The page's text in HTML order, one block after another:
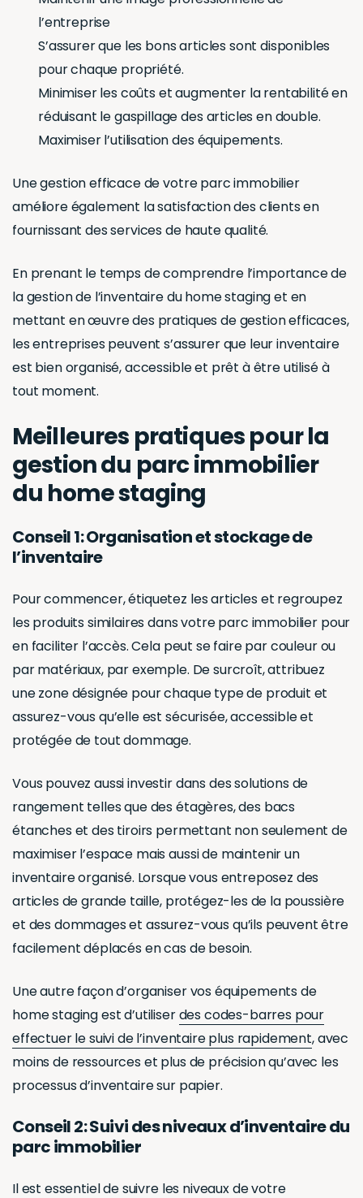
l’entreprise
S’assurer que les bons articles sont disponibles
pour chaque propriété.
Minimiser les coûts et augmenter la rentabilité en
réduisant le gaspillage des articles en double.
Maximiser l’utilisation des équipements.
Une gestion efficace de votre parc immobilier
améliore également la satisfaction des clients en
fournissant des services de haute qualité.
En prenant le temps de comprendre l’importance de
la gestion de l’inventaire du home staging et en
mettant en œuvre des pratiques de gestion efficaces,
les entreprises peuvent s’assurer que leur inventaire
est bien organisé, accessible et prêt à être utilisé à
tout moment.
Meilleures pratiques pour la
gestion du parc immobilier
du home staging
Conseil 1: Organisation et stockage de
l’inventaire
Pour commencer, étiquetez les articles et regroupez
les produits similaires dans votre parc immobilier pour
en faciliter l’accès. Cela peut se faire par couleur ou
par matériaux, par exemple. De surcroît, attribuez
une zone désignée pour chaque type de produit et
assurez-vous qu’elle est sécurisée, accessible et
protégée de tout dommage.
Vous pouvez aussi investir dans des solutions de
rangement telles que des étagères, des bacs
étanches et des tiroirs permettant non seulement de
maximiser l’espace mais aussi de maintenir un
inventaire organisé. Lorsque vous entreposez des
articles de grande taille, protégez-les de la poussière
et des dommages et assurez-vous qu’ils peuvent être
facilement déplacés en cas de besoin.
Une autre façon d’organiser vos équipements de
home staging est d’utiliserdes codes-barres pour
effectuer le suivi de l’inventaire plus rapidement, avec
moins de ressources et plus de précision qu’avec les
processus d’inventaire sur papier.
Conseil 2: Suivi des niveaux d’inventaire du
parc immobilier
Il est essentiel de suivre les niveaux de votre